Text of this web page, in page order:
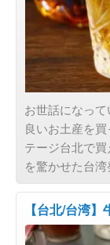
お世話になっ
良いお土産を
テージ台北で
を驚かせた台
【台北/台湾
コラム